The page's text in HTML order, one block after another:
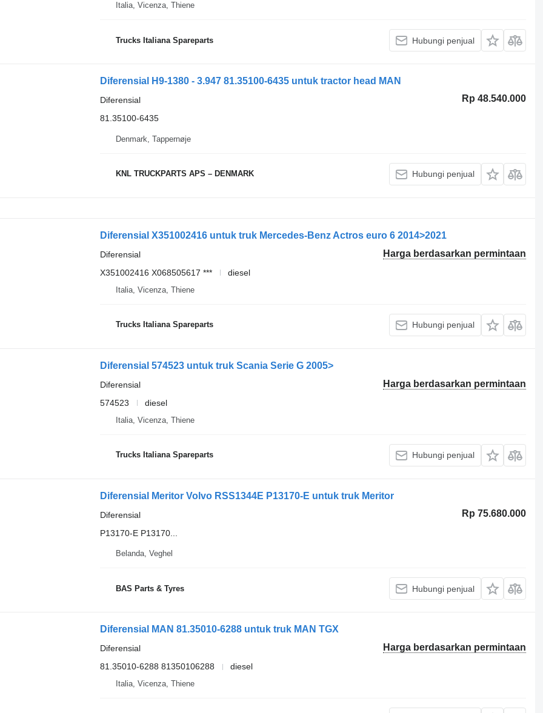
Italia, Vicenza, Thiene
Trucks Italiana Spareparts Hubungi penjual
Diferensial H9-1380 - 3.947 81.35100-6435 untuk tractor head MAN
Rp 48.540.000
Diferensial
81.35100-6435
Denmark, Tappernøje
KNL TRUCKPARTS APS – DENMARK Hubungi penjual
Diferensial X351002416 untuk truk Mercedes-Benz Actros euro 6 2014>2021
Harga berdasarkan permintaan
Diferensial
X351002416 X068505617 ***
diesel
Italia, Vicenza, Thiene
Trucks Italiana Spareparts Hubungi penjual
Diferensial 574523 untuk truk Scania Serie G 2005>
Harga berdasarkan permintaan
Diferensial
574523
diesel
Italia, Vicenza, Thiene
Trucks Italiana Spareparts Hubungi penjual
Diferensial Meritor Volvo RSS1344E P13170-E untuk truk Meritor
Rp 75.680.000
Diferensial
P13170-E P13170...
Belanda, Veghel
BAS Parts & Tyres Hubungi penjual
Diferensial MAN 81.35010-6288 untuk truk MAN TGX
Harga berdasarkan permintaan
Diferensial
81.35010-6288 81350106288
diesel
Italia, Vicenza, Thiene